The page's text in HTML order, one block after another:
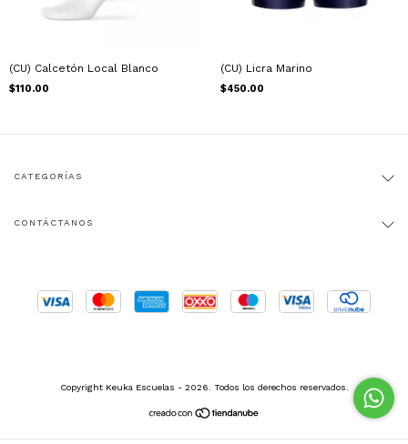
(CU) Calcetón Local Blanco
$110.00
(CU) Licra Marino
$450.00
CATEGORÍAS
CONTÁCTANOS
Copyright Keuka Escuelas - 2026. Todos los derechos reservados.